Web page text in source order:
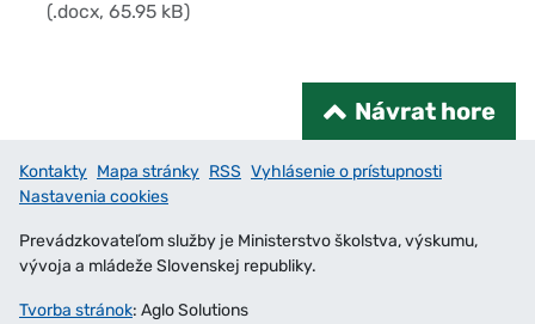
(.docx, 65.95 kB)
Návrat hore
Kontakty Mapa stránky RSS Vyhlásenie o prístupnosti
Nastavenia cookies
Prevádzkovateľom služby je Ministerstvo školstva, výskumu,
vývoja a mládeže Slovenskej republiky.
Tvorba stránok: Aglo Solutions